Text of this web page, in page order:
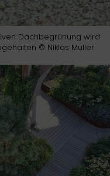
Dachbegrünung wird
© Niklas Müller